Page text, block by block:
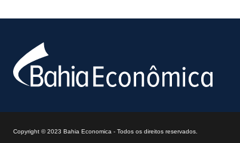
Copyright © 2023 Bahia Economica - Todos os direitos reservados.